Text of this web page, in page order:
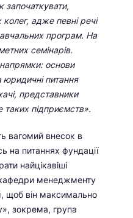
започаткувати,
колег, адже певні речі
програм. На
семінарів.
основи
юридичні питання
представники
підприємств».
вагомий внесок в
на питаннях фундації
найцікавіші
кафедри менеджменту
щоб він максимально
зокрема, група